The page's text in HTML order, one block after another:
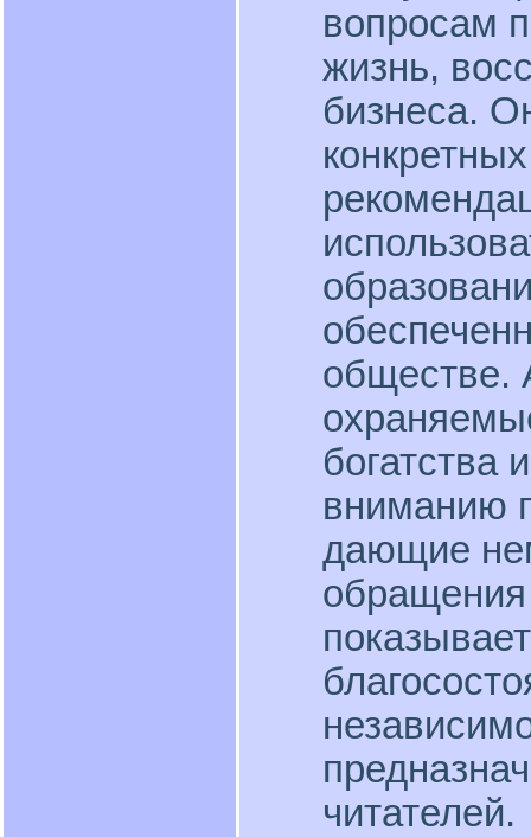
вопросам
жизнь,
бизнеса.
обществе.
богатства
вниманию
дающие
обращения
читателей.